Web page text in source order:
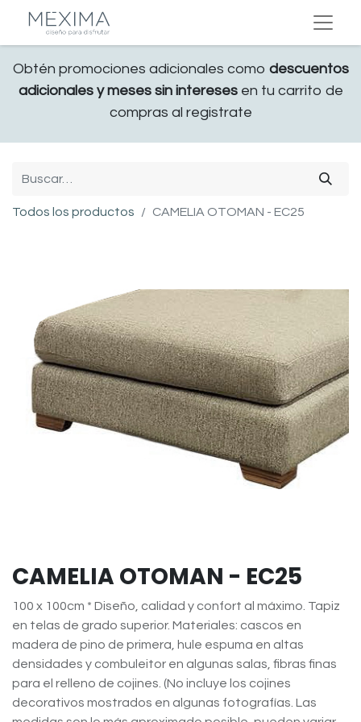
Obtén promociones adicionales como descuentos
adicionales y meses sin interesesen tu carrito de
compras al registrate
Todos los productos CAMELIA OTOMAN - EC25
CAMELIA OTOMAN - EC25
100 x 100cm * Diseño, calidad y confort al máximo. Tapiz
en telas de grado superior. Materiales: cascos en
madera de pino de primera, hule espuma en altas
densidades y combuleitor en algunas salas, fibras finas
para el relleno de cojines. (No incluye los cojines
decorativos mostrados en algunas fotografías. Las